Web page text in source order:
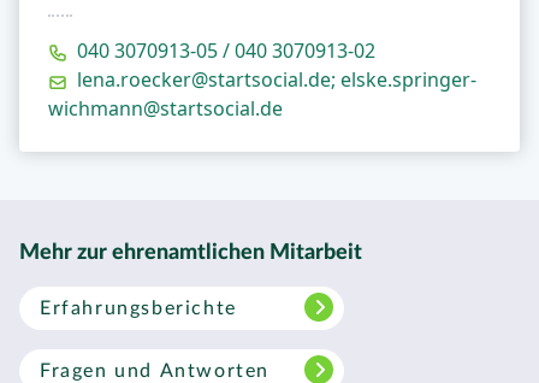
040 3070913-05 / 040 3070913-02
lena.roecker@startsocial.de; elske.springer-
wichmann@startsocial.de
Mehr zur ehrenamtlichen Mitarbeit
Erfahrungsberichte
Fragen und Antworten